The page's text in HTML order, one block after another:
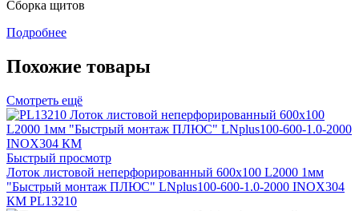
Сборка щитов
Подробнее
Похожие товары
Смотреть ещё
Быстрый просмотр
Лоток листовой неперфорированный 600х100 L2000 1мм
"Быстрый монтаж ПЛЮС" LNplus100-600-1.0-2000 INOX304
КМ PL13210